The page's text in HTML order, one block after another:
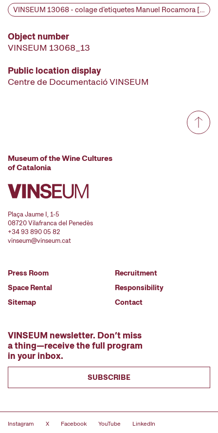
VINSEUM 13068 - colage d'etiquetes Manuel Rocamora [etiqueta d'ampolla], segle XIX
Object number
VINSEUM 13068_13
Public location display
Centre de Documentació VINSEUM
Museum of the Wine Cultures
of Catalonia
Plaça Jaume I, 1-5
08720 Vilafranca del Penedès
+34 93 890 05 82
vinseum@vinseum.cat
Press Room
Space Rental
Sitemap
Recruitment
Responsibility
Contact
VINSEUM newsletter. Don’t miss
a thing—receive the full program
in your inbox.
SUBSCRIBE
Instagram X Facebook YouTube LinkedIn